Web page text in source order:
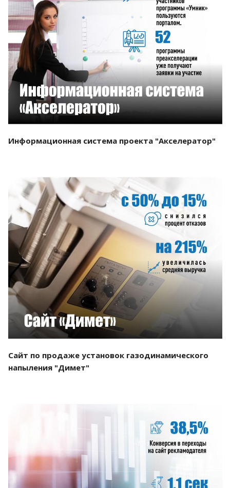
Смотреть проект
Информационная система проекта "Акселератор"
Смотреть проект
Сайт по продаже установок газодинамического
напыления "Димет"